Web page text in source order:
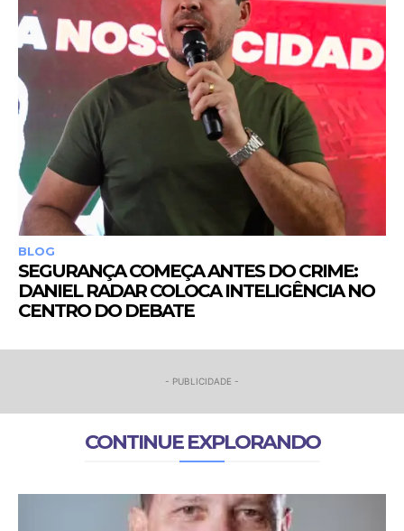
BLOG
SEGURANÇA COMEÇA ANTES DO CRIME:
DANIEL RADAR COLOCA INTELIGÊNCIA NO
CENTRO DO DEBATE
- PUBLICIDADE -
CONTINUE EXPLORANDO